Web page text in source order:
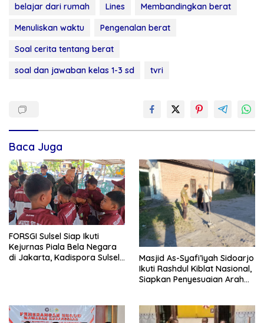
belajar dari rumah Lines
Membandingkan berat
Menuliskan waktu
Pengenalan berat
Soal cerita tentang berat
soal dan jawaban kelas 1-3 sd
tvri
Baca Juga
FORSGI Sulsel Siap Ikuti
Kejurnas Piala Bela Negara
di Jakarta, Kadispora Sulsel
Masjid As-Syafi’iyah Sidoarjo
Ikuti Rashdul Kiblat Nasional,
Siapkan Penyesuaian Arah